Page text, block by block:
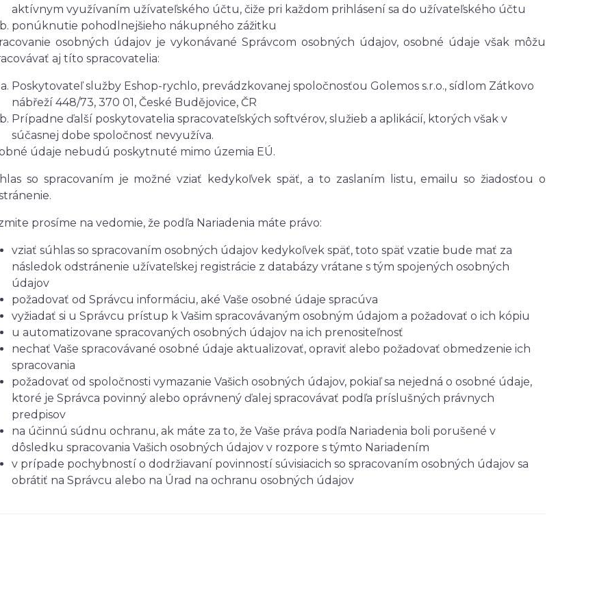
aktívnym využívaním užívateľského účtu, čiže pri každom prihlásení sa do užívateľského účtu
ponúknutie pohodlnejšieho nákupného zážitku
osobných údajov je vykonávané Správcom osobných údajov, osobné údaje však môžu
aj títo spracovatelia:
Poskytovateľ služby Eshop-rychlo, prevádzkovanej spoločnosťou Golemos s.r.o., sídlom Zátkovo
nábřeží 448/73, 370 01, České Budějovice, ČR
Prípadne ďalší poskytovatelia spracovateľských softvérov, služieb a aplikácií, ktorých však v
súčasnej dobe spoločnosť nevyužíva.
údaje nebudú poskytnuté mimo územia EÚ.
so spracovaním je možné vziať kedykoľvek späť, a to zaslaním listu, emailu so žiadosťou o
prosíme na vedomie, že podľa Nariadenia máte právo:
vziať súhlas so spracovaním osobných údajov kedykoľvek späť, toto späť vzatie bude mať za
následok odstránenie užívateľskej registrácie z databázy vrátane s tým spojených osobných
údajov
požadovať od Správcu informáciu, aké Vaše osobné údaje spracúva
vyžiadať si u Správcu prístup k Vašim spracovávaným osobným údajom a požadovať o ich kópiu
u automatizovane spracovaných osobných údajov na ich prenositeľnosť
nechať Vaše spracovávané osobné údaje aktualizovať, opraviť alebo požadovať obmedzenie ich
spracovania
požadovať od spoločnosti vymazanie Vašich osobných údajov, pokiaľ sa nejedná o osobné údaje,
ktoré je Správca povinný alebo oprávnený ďalej spracovávať podľa príslušných právnych
predpisov
na účinnú súdnu ochranu, ak máte za to, že Vaše práva podľa Nariadenia boli porušené v
dôsledku spracovania Vašich osobných údajov v rozpore s týmto Nariadením
v prípade pochybností o dodržiavaní povinností súvisiacich so spracovaním osobných údajov sa
obrátiť na Správcu alebo na Úrad na ochranu osobných údajov